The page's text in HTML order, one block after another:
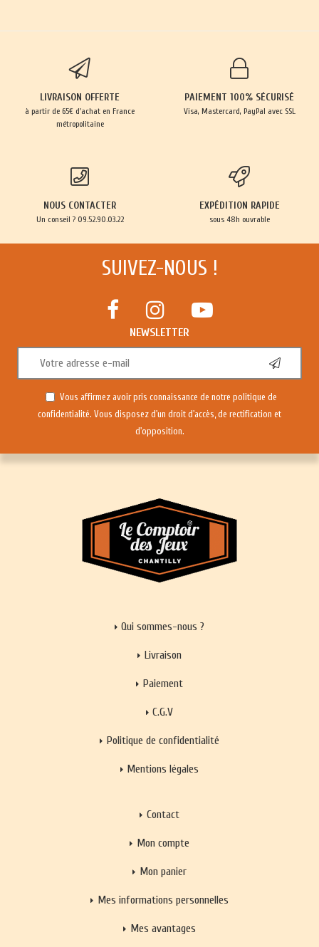
LIVRAISON OFFERTE
à partir de 65€ d'achat en France
métropolitaine
PAIEMENT 100% SÉCURISÉ
Visa, Mastercard, PayPal avec SSL
NOUS CONTACTER
Un conseil ? 09.52.90.03.22
EXPÉDITION RAPIDE
sous 48h ouvrable
SUIVEZ-NOUS !
NEWSLETTER
Vous affirmez avoir pris connaissance de notre politique de
confidentialité. Vous disposez d'un droit d'accès, de rectification et
d'opposition.
Qui sommes-nous ?
Livraison
Paiement
C.G.V
Politique de confidentialité
Mentions légales
Contact
Mon compte
Mon panier
Mes informations personnelles
Mes avantages